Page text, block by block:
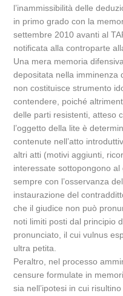
l’inammissibilità delle
in primo grado con la
settembre 2010 avanti al
notificata alla controparte
Una mera memoria
depositata nella imminenza
non costituisce strumento
contendere, poiché
delle parti resistenti, atteso
l’oggetto della lite è
contenute nell’atto
altri atti (motivi aggiunti,
interessate sottopongono
sempre con l’osservanza
instaurazione del
che il giudice non può
noti limiti posti dal principio
pronunciato, il cui vulnus
ultra petita.
Peraltro, nel processo
censure formulate in
sia nell’ipotesi in cui